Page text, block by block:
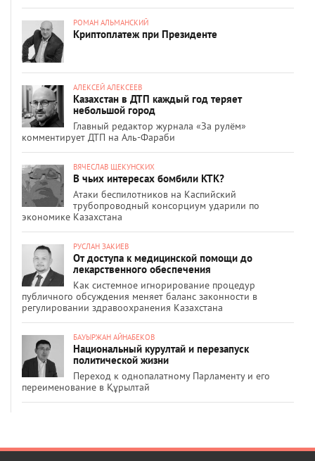
РОМАН АЛЬМАНСКИЙ
Криптоплатеж при Президенте
АЛЕКСЕЙ АЛЕКСЕЕВ
Казахстан в ДТП каждый год теряет
небольшой город
Главный редактор журнала «За рулём»
комментирует ДТП на Аль-Фараби
ВЯЧЕСЛАВ ЩЕКУНСКИХ
В чьих интересах бомбили КТК?
Атаки беспилотников на Каспийский
трубопроводный консорциум ударили по
экономике Казахстана
РУСЛАН ЗАКИЕВ
От доступа к медицинской помощи до
лекарственного обеспечения
Как системное игнорирование процедур
публичного обсуждения меняет баланс законности в
регулировании здравоохранения Казахстана
БАУЫРЖАН АЙНАБЕКОВ
Национальный курултай и перезапуск
политической жизни
Переход к однопалатному Парламенту и его
переименование в Құрылтай